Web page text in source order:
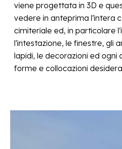
viene progettata in 3D e
vedere in anteprima l'intera
cimiteriale ed, in particolare l'
l'intestazione, le finestre, gli
lapidi, le decorazioni ed ogni
forme e collocazioni